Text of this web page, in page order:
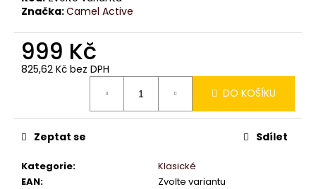
Značka:Camel Active
999 Kč
825,62 Kč bez DPH
DO KOŠÍKU
Kategorie:
Klasické
EAN:
Zvolte variantu
Zeptat se Sdílet